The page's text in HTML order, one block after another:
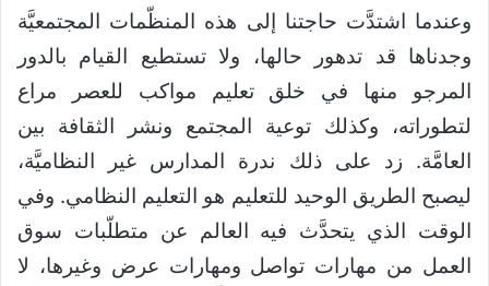
وعندما اشتدَّت حاجتنا إلى هذه المنظّمات المجتمعيَّة
وجدناها قد تدهور حالها، ولا تستطيع القيام بالدور
المرجو منها في خلق تعليم مواكب للعصر مراع
لتطوراته، وكذلك توعية المجتمع ونشر الثقافة بين
العامَّة. زد على ذلك ندرة المدارس غير النظاميَّة،
ليصبح الطريق الوحيد للتعليم هو التعليم النظامي. وفي
الوقت الذي يتحدَّث فيه العالم عن متطلّبات سوق
العمل من مهارات تواصل ومهارات عرض وغيرها، لا